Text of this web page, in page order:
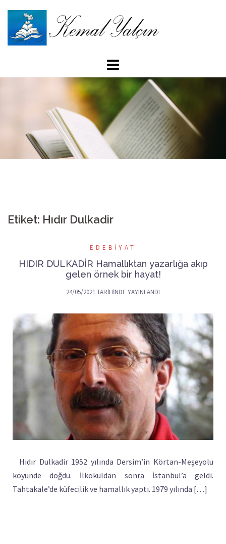
Etiket: Hıdır Dulkadir
EDEBIYAT
HIDIR DULKADİR Hamallıktan yazarlığa akıp
gelen örnek bir hayat!
24/05/2021TARIHINDE YAYINLANDI
Hıdır Dulkadir 1952 yılında Dersim’in Körtan-Meşeyolu
köyünde doğdu. İlkokuldan sonra İstanbul’a geldi.
Tahtakale’de küfecilik ve hamallık yaptı. 1979 yılında […]